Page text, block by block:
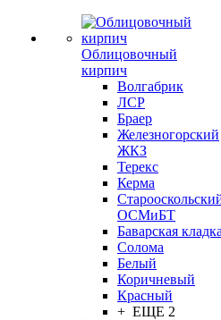
Облицовочный
кирпич
Волгабрик
ЛСР
Браер
Железногорский
ЖКЗ
Терекс
Керма
ОСМиБТ
Баварская кладка
Солома
Белый
Коричневый
Красный
+ ЕЩЕ 2